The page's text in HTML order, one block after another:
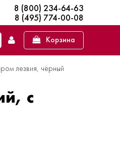
8 (800) 234-64-63
8 (495) 774-00-08
Корзина
лезвия, чёрный
с